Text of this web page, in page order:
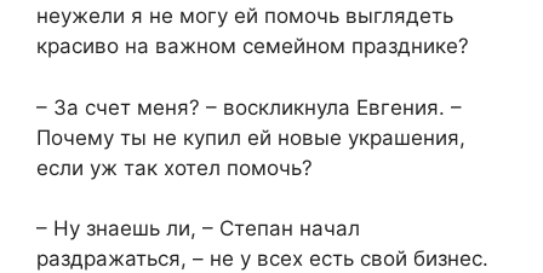
неужели я не могу ей помочь выглядеть
красиво на важном семейном празднике?
– За счет меня? – воскликнула Евгения. –
Почему ты не купил ей новые украшения,
если уж так хотел помочь?
– Ну знаешь ли, – Степан начал
раздражаться, – не у всех есть свой бизнес.